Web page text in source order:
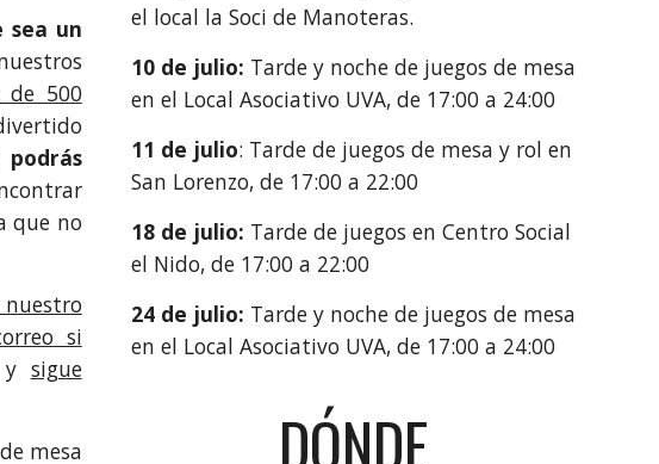
sea un
de 500
que no
si
y sigue
mesa
el local la Soci de Manoteras.
10 de julio: Tarde y noche de juegos de mesa
en el Local Asociativo UVA, de 17:00 a 24:00
11 de julio: Tarde de juegos de mesa y rol en
San Lorenzo, de 17:00 a 22:00
18 de julio: Tarde de juegos en Centro Social
el Nido, de 17:00 a 22:00
24de julio: Tarde y noche de juegos de mesa
en el Local Asociativo UVA, de 17:00 a 24:00
DÓNDE